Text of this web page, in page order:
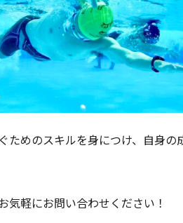
ためのスキルを身につけ、自身の
気軽にお問い合わせください！